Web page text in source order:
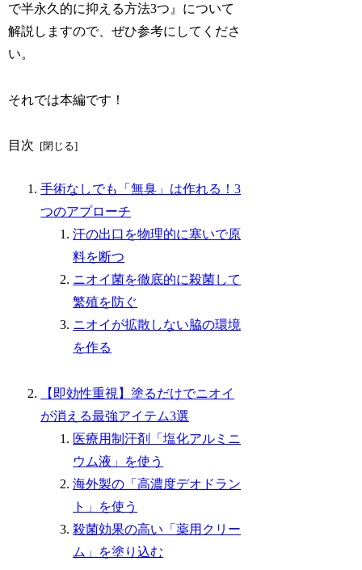
で半永久的に抑える方法3つ』について
解説しますので、ぜひ参考にしてくださ
い。
それでは本編です！
目次
手術なしでも「無臭」は作れる！3
つのアプローチ
汗の出口を物理的に塞いで原
料を断つ
ニオイ菌を徹底的に殺菌して
繁殖を防ぐ
ニオイが拡散しない脇の環境
を作る
【即効性重視】塗るだけでニオイ
が消える最強アイテム3選
医療用制汗剤「塩化アルミニ
ウム液」を使う
海外製の「高濃度デオドラン
ト」を使う
殺菌効果の高い「薬用クリー
ム」を塗り込む